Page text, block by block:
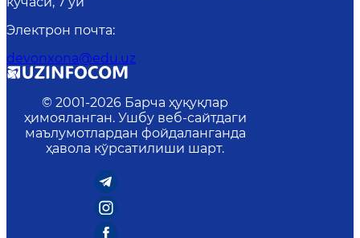
Электрон почта:
devonxona@edu.uz
© 2001-2026 Барча ҳуқуқлар
ҳимояланган. Ушбу веб-сайтдаги
маълумотлардан фойдаланганда
ҳавола кўрсатилиши шарт.